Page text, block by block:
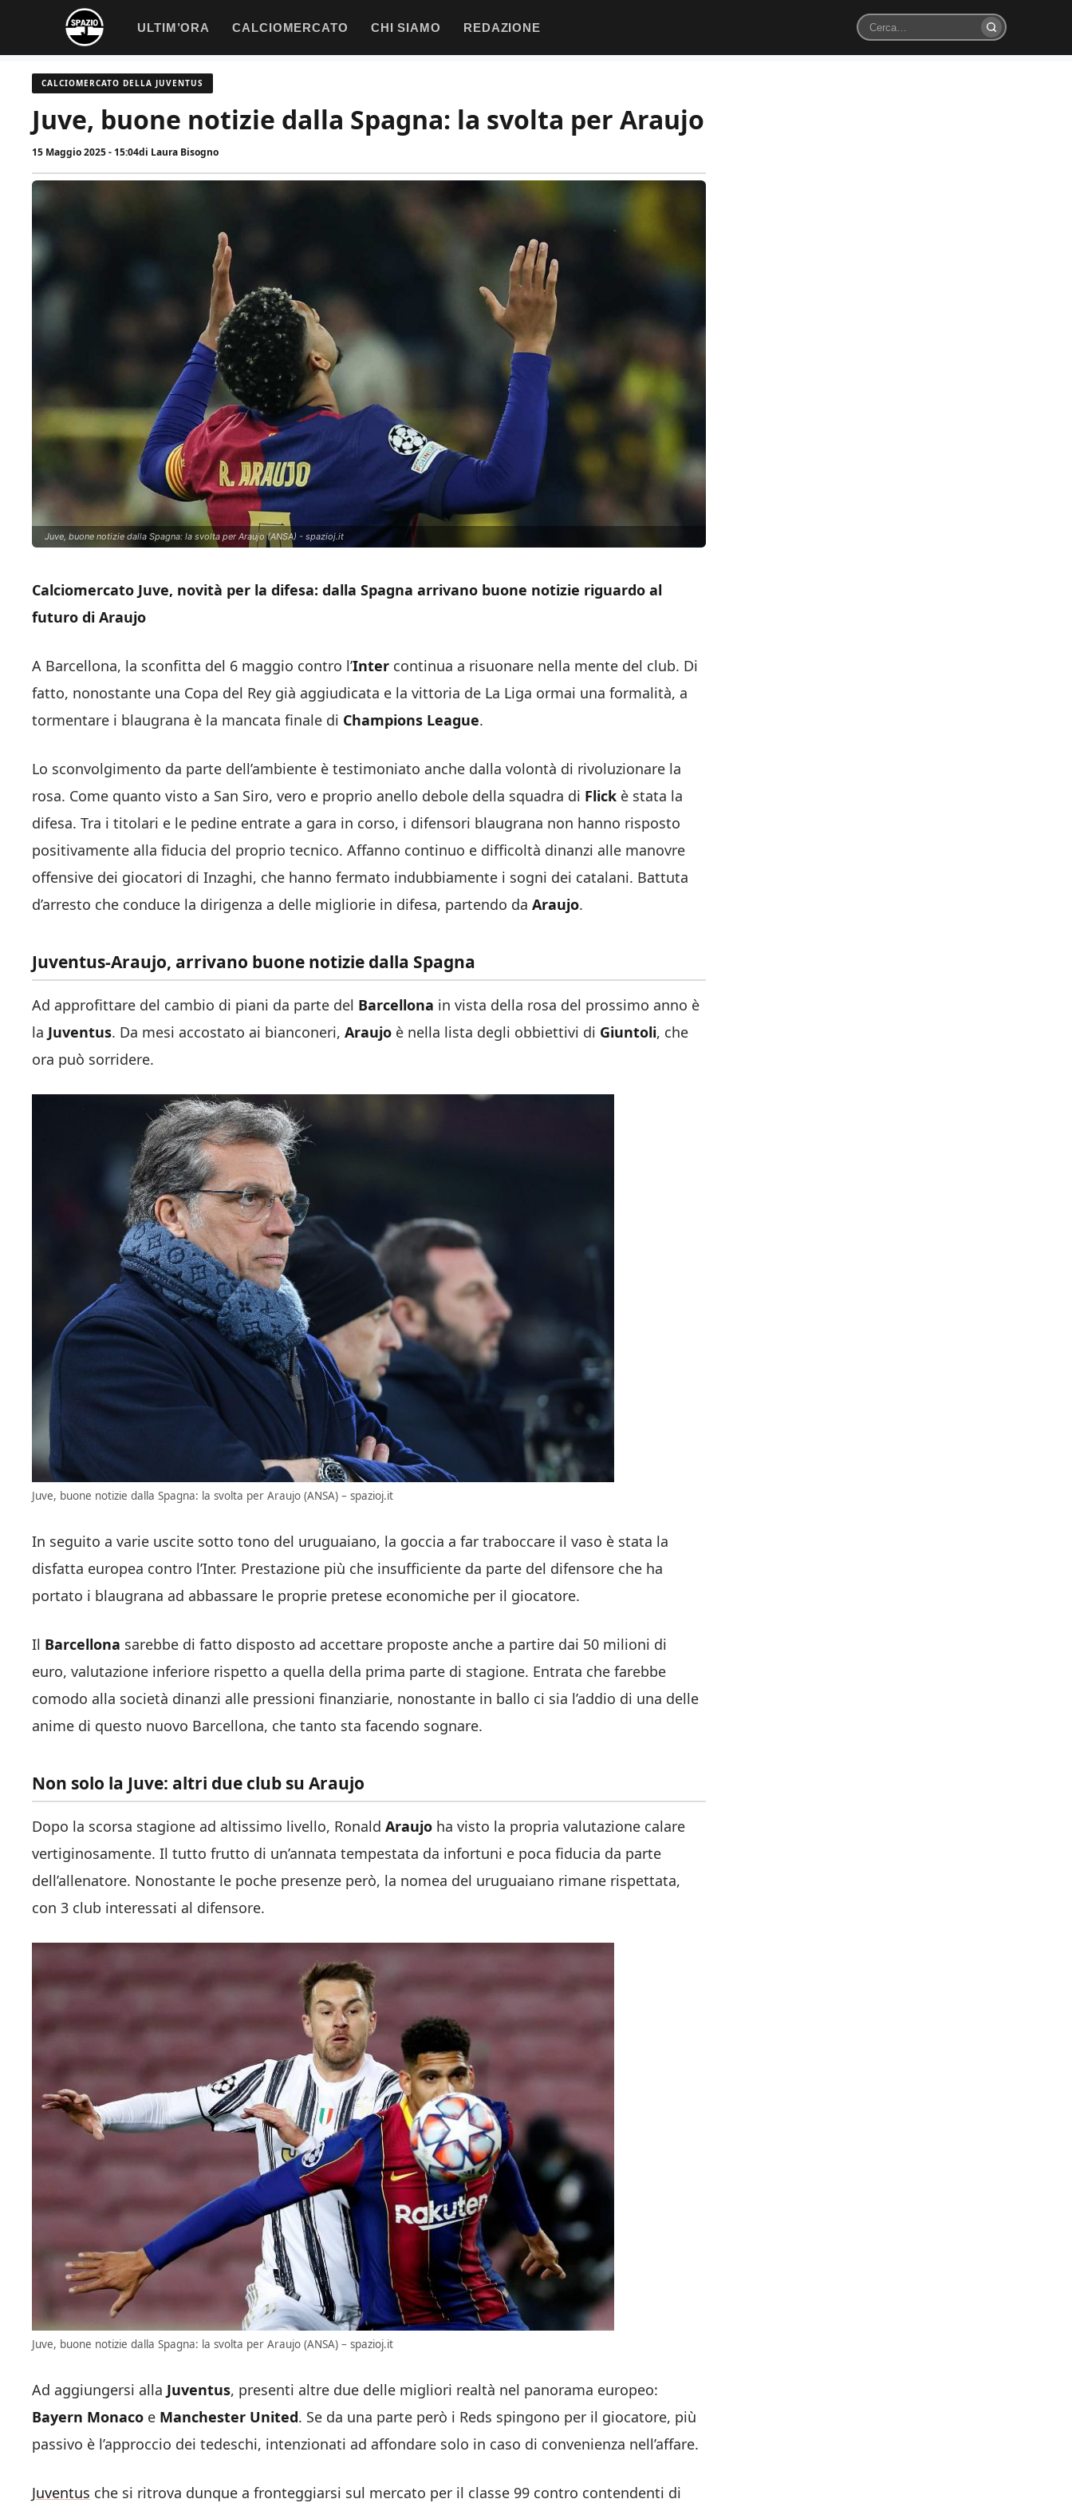
contenuto
ULTIM’ORA CALCIOMERCATO CHI SIAMO REDAZIONE
Cerca
CALCIOMERCATO DELLA JUVENTUS
Juve, buone notizie dalla Spagna: la svolta per Araujo
15 Maggio 2025 - 15:04di Laura Bisogno
Juve, buone notizie dalla Spagna: la svolta per Araujo (ANSA) - spazioj.it
Calciomercato Juve, novità per la difesa: dalla Spagna arrivano buone notizie riguardo al
futuro di Araujo
A Barcellona, la sconfitta del 6 maggio contro l’Inter continua a risuonare nella mente del club. Di
fatto, nonostante una Copa del Rey già aggiudicata e la vittoria de La Liga ormai una formalità, a
tormentare i blaugrana è la mancata finale di Champions League.
Lo sconvolgimento da parte dell’ambiente è testimoniato anche dalla volontà di rivoluzionare la
rosa. Come quanto visto a San Siro, vero e proprio anello debole della squadra di Flick è stata la
difesa. Tra i titolari e le pedine entrate a gara in corso, i difensori blaugrana non hanno risposto
positivamente alla fiducia del proprio tecnico. Affanno continuo e difficoltà dinanzi alle manovre
offensive dei giocatori di Inzaghi, che hanno fermato indubbiamente i sogni dei catalani. Battuta
d’arresto che conduce la dirigenza a delle migliorie in difesa, partendo da Araujo.
Juventus-Araujo, arrivano buone notizie dalla Spagna
Ad approfittare del cambio di piani da parte del Barcellona in vista della rosa del prossimo anno è
la Juventus. Da mesi accostato ai bianconeri, Araujo è nella lista degli obbiettivi di Giuntoli, che
ora può sorridere.
Juve, buone notizie dalla Spagna: la svolta per Araujo (ANSA) – spazioj.it
In seguito a varie uscite sotto tono del uruguaiano, la goccia a far traboccare il vaso è stata la
disfatta europea contro l’Inter. Prestazione più che insufficiente da parte del difensore che ha
portato i blaugrana ad abbassare le proprie pretese economiche per il giocatore.
Il Barcellona sarebbe di fatto disposto ad accettare proposte anche a partire dai 50 milioni di
euro, valutazione inferiore rispetto a quella della prima parte di stagione. Entrata che farebbe
comodo alla società dinanzi alle pressioni finanziarie, nonostante in ballo ci sia l’addio di una delle
anime di questo nuovo Barcellona, che tanto sta facendo sognare.
Non solo la Juve: altri due club su Araujo
Dopo la scorsa stagione ad altissimo livello, Ronald Araujo ha visto la propria valutazione calare
vertiginosamente. Il tutto frutto di un’annata tempestata da infortuni e poca fiducia da parte
dell’allenatore. Nonostante le poche presenze però, la nomea del uruguaiano rimane rispettata,
con 3 club interessati al difensore.
Juve, buone notizie dalla Spagna: la svolta per Araujo (ANSA) – spazioj.it
Ad aggiungersi alla Juventus, presenti altre due delle migliori realtà nel panorama europeo:
Bayern Monaco e Manchester United. Se da una parte però i Reds spingono per il giocatore, più
passivo è l’approccio dei tedeschi, intenzionati ad affondare solo in caso di convenienza nell’affare.
Juventus che si ritrova dunque a fronteggiarsi sul mercato per il classe 99 contro contendenti di